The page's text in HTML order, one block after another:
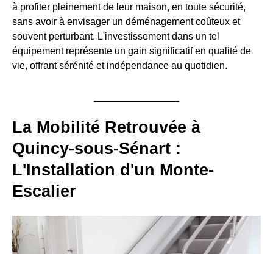
à profiter pleinement de leur maison, en toute sécurité,
sans avoir à envisager un déménagement coûteux et
souvent perturbant. L'investissement dans un tel
équipement représente un gain significatif en qualité de
vie, offrant sérénité et indépendance au quotidien.
La Mobilité Retrouvée à
Quincy-sous-Sénart :
L'Installation d'un Monte-
Escalier